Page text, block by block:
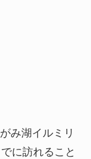
み湖イルミリ
に訪れること